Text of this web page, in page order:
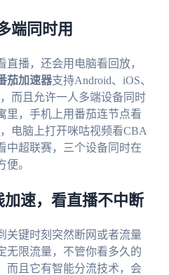
端同时用
播，还会用电脑看回放，
茄加速器支持Android、iOS、
而且允许一人多端设备同时
里，手机上用番茄连节点看
电脑上打开咪咕视频看CBA
中超联赛，三个设备同时在
。
速，看直播不中断
关键时刻突然断网或者流量
无限流量，不管你看多久的
而且它有智能分流技术，会